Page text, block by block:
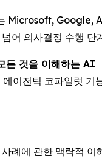
Google,
어 의사결정 수행 단
것을 이해하는 AI
전틱 코파일럿 기
례에 관한 맥락적 이